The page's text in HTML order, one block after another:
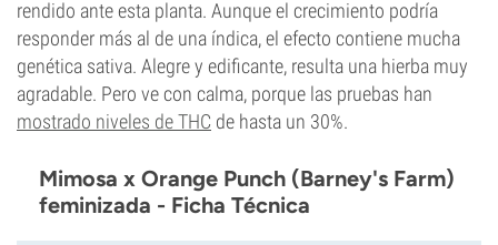
rendido ante esta planta. Aunque el crecimiento podría
responder más al de una índica, el efecto contiene mucha
genética sativa. Alegre y edificante, resulta una hierba muy
agradable. Pero ve con calma, porque las pruebas han
mostrado niveles de THC de hasta un 30%.
Mimosa x Orange Punch (Barney's Farm)
feminizada - Ficha Técnica